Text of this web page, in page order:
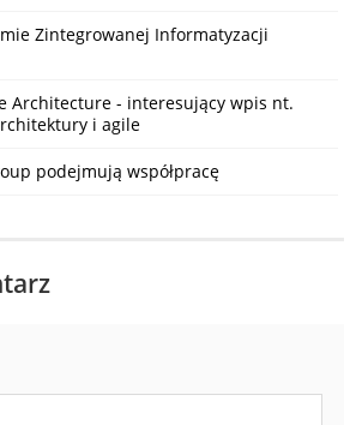
Zintegrowanej Informatyzacji
Architecture - interesujący wpis nt.
i agile
podejmują współpracę